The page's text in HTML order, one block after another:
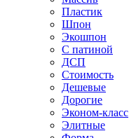
Пластик
Шпон
Экошпон
С патиной
ДСП
Стоимость
Дешевые
Дорогие
Эконом-класс
Элитные